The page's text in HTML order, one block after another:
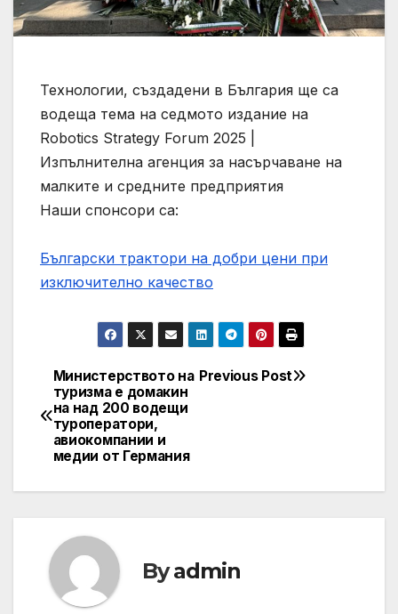
Технологии, създадени в България ще са
водеща тема на седмото издание на
Robotics Strategy Forum 2025 |
Изпълнителна агенция за насърчаване на
малките и средните предприятия
Наши спонсори са:
Български трактори на добри цени при
изключително качество
Post
navigation
Previous Post
Министерството на
туризма е домакин
на над 200 водещи
туроператори,
авиокомпании и
медии от Германия
Byadmin